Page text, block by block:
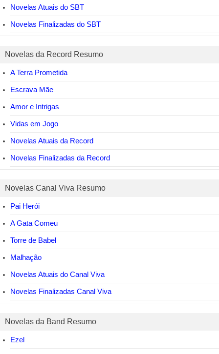
Novelas Atuais do SBT
Novelas Finalizadas do SBT
Novelas da Record Resumo
A Terra Prometida
Escrava Mãe
Amor e Intrigas
Vidas em Jogo
Novelas Atuais da Record
Novelas Finalizadas da Record
Novelas Canal Viva Resumo
Pai Herói
A Gata Comeu
Torre de Babel
Malhação
Novelas Atuais do Canal Viva
Novelas Finalizadas Canal Viva
Novelas da Band Resumo
Ezel